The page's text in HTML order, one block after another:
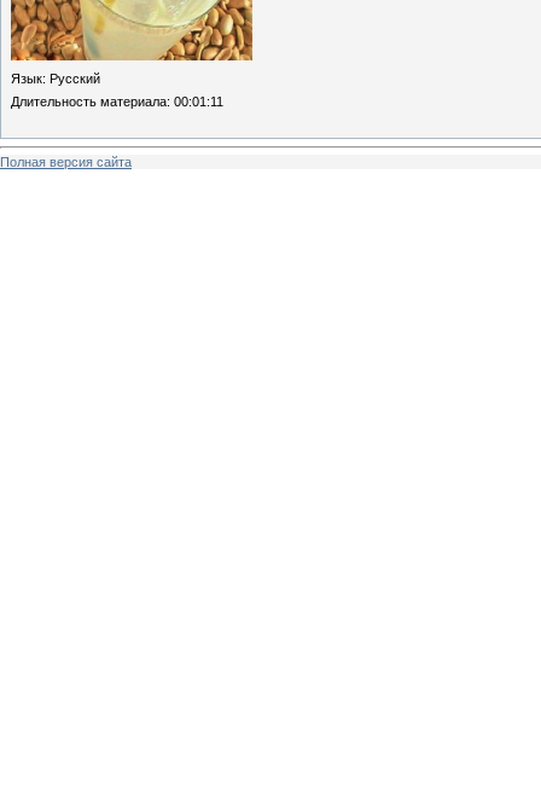
Язык: Русский
Длительность материала: 00:01:11
Полная версия сайта